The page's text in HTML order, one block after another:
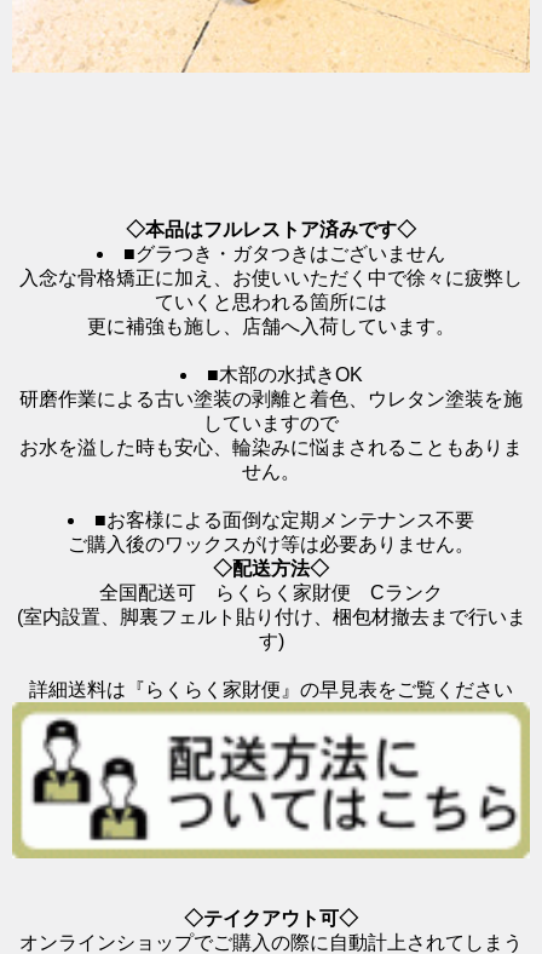
◇本品はフルレストア済みです◇
■グラつき・ガタつきはございません
入念な骨格矯正に加え、お使いいただく中で徐々に疲弊し
ていくと思われる箇所には
更に補強も施し、店舗へ入荷しています。
■木部の水拭きOK
研磨作業による古い塗装の剥離と着色、ウレタン塗装を施
していますので
お水を溢した時も安心、輪染みに悩まされることもありま
せん。
■お客様による面倒な定期メンテナンス不要
ご購入後のワックスがけ等は必要ありません。
◇配送方法◇
全国配送可 らくらく家財便 Cランク
(室内設置、脚裏フェルト貼り付け、梱包材撤去まで行いま
す)
詳細送料は『らくらく家財便』の早見表をご覧ください
◇テイクアウト可◇
オンラインショップでご購入の際に自動計上されてしまう